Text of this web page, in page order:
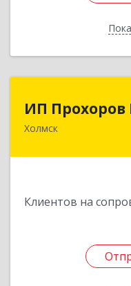
ИП Прохоров
Холмск
Клиентов на
694620,